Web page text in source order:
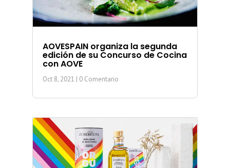
AOVESPAIN organiza la segunda
edición de su Concurso de Cocina
con AOVE
Oct 8, 2021 | 0 Comentario